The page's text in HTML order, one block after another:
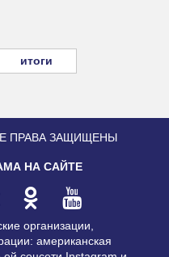
итоги
ПРАВА ЗАЩИЩЕНЫ
НА САЙТЕ
организации,
американская